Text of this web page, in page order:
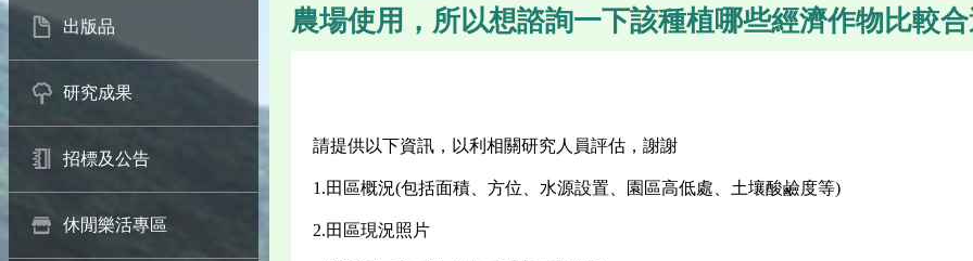
出版品
研究成果
招標及公告
休閒樂活專區
農場使用，所以想諮詢一下該種植哪些經濟作物比較
請提供以下資訊，以利相關研究人員評估，謝謝
1.田區概況(包括面積、方位、水源設置、園區高低處、土壤酸鹼度等)
2.田區現況照片